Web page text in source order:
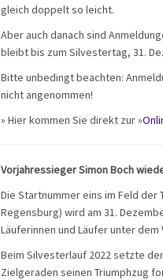
gleich doppelt so leicht.
Aber auch danach sind
bleibt bis zum Silvestertag, 31.
Bitte unbedingt beachten:
nicht angenommen!
» Hier kommen Sie direkt zur »
Vorjahressieger Simon Boch
Die Startnummer eins im Feld der
Regensburg) wird am 31.
Läuferinnen und Läufer unter
Beim Silvesterlauf 2022 setzte
Zielgeraden seinen Triumphzug